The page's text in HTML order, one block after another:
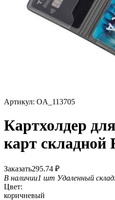
Артикул: OA_113705
Картхолдер
карт складной
Заказать295.74 ₽
В наличии1 шт Удаленный склад
Цвет:
коричневый